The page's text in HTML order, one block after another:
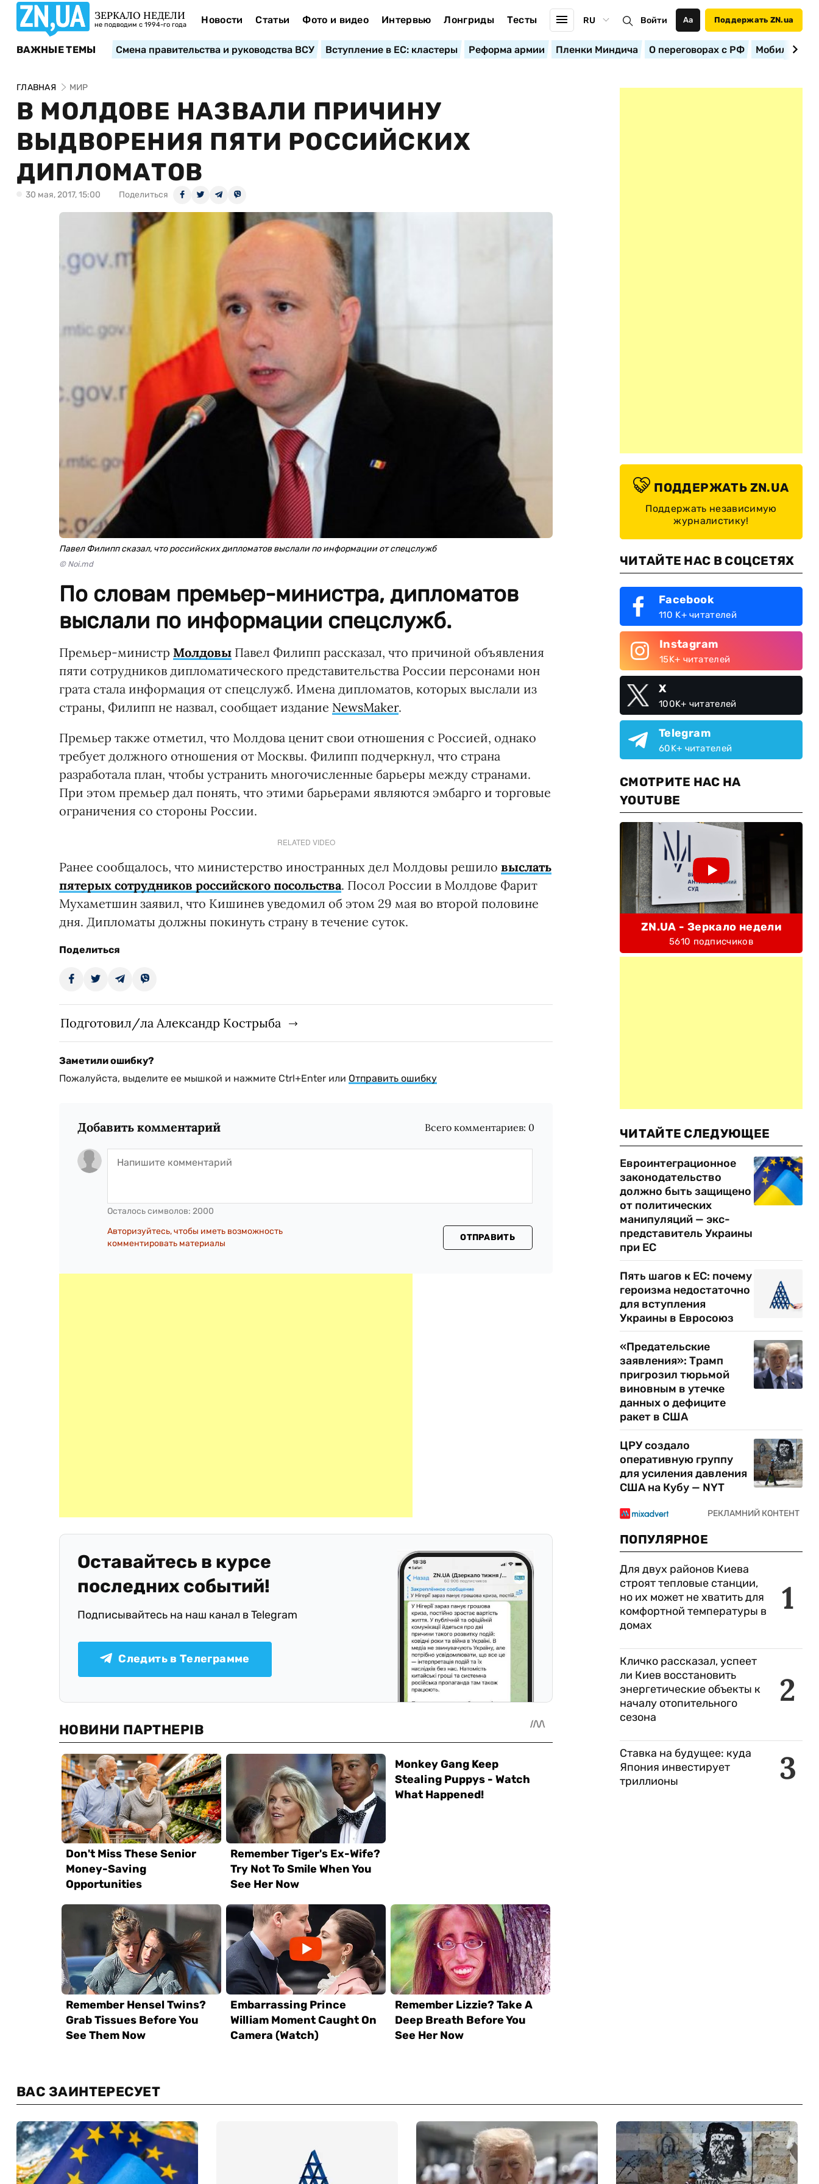
ЗЕРКАЛО НЕДЕЛИ
не подводим с 1994-го года Новости Статьи Фото и видео Интервью Лонгриды Тесты RU Войти Аа Поддержать ZN.ua
ВАЖНЫЕ ТЕМЫ Смена правительства и руководства ВСУ Вступление в ЕС: кластеры Реформа армии Пленки Миндича О переговорах с РФ
ГЛАВНАЯ МИР
В МОЛДОВЕ НАЗВАЛИ ПРИЧИНУ
ВЫДВОРЕНИЯ ПЯТИ РОССИЙСКИХ
ДИПЛОМАТОВ
30 мая, 2017, 15:00 Поделиться
Павел Филипп сказал, что российских дипломатов выслали по информации от спецслужб
© Noi.md
По словам премьер-министра, дипломатов
выслали по информации спецслужб.
Премьер-министр Молдовы Павел Филипп рассказал, что причиной объявления
пяти сотрудников дипломатического представительства России персонами нон
грата стала информация от спецслужб. Имена дипломатов, которых выслали из
страны, Филипп не назвал, сообщает издание NewsMaker.
Премьер также отметил, что Молдова ценит свои отношения с Россией, однако
требует должного отношения от Москвы. Филипп подчеркнул, что страна
разработала план, чтобы устранить многочисленные барьеры между странами.
При этом премьер дал понять, что этими барьерами являются эмбарго и торговые
ограничения со стороны России.
RELATED VIDEO
Ранее сообщалось, что министерство иностранных дел Молдовы решило выслать
пятерых сотрудников российского посольства. Посол России в Молдове Фарит
Мухаметшин заявил, что Кишинев уведомил об этом 29 мая во второй половине
дня. Дипломаты должны покинуть страну в течение суток.
Поделиться
Подготовил/ла Александр Кострыба
Заметили ошибку?
Пожалуйста, выделите ее мышкой и нажмите Ctrl+Enter или Отправить ошибку
Добавить комментарий Всего комментариев: 0
Осталось символов: 2000
Авторизуйтесь, чтобы иметь возможность
комментировать материалы
ОТПРАВИТЬ
Оставайтесь в курсе
последних событий!
Подписывайтесь на наш канал в Telegram
Следить в Телеграмме
ПОДДЕРЖАТЬ ZN.UA
Поддержать независимую
журналистику!
ЧИТАЙТЕ НАС В СОЦСЕТЯХ
Facebook
110 K+ читателей
Instagram
15K+ читателей
X
100K+ читателей
Telegram
60K+ читателей
СМОТРИТЕ НАС НА
YOUTUBE
ZN.UA - Зеркало недели
5610 подписчиков
ЧИТАЙТЕ СЛЕДУЮЩЕЕ
Евроинтеграционное
законодательство
должно быть защищено
от политических
манипуляций — экс-
представитель Украины
при ЕС
Пять шагов к ЕС: почему
героизма недостаточно
для вступления
Украины в Евросоюз
«Предательские
заявления»: Трамп
пригрозил тюрьмой
виновным в утечке
данных о дефиците
ракет в США
ЦРУ создало
оперативную группу
для усиления давления
США на Кубу — NYT
ПОПУЛЯРНОЕ
1
Для двух районов Киева
строят тепловые станции,
но их может не хватить для
комфортной температуры в
домах
2
Кличко рассказал, успеет
ли Киев восстановить
энергетические объекты к
началу отопительного
сезона
3
Ставка на будущее: куда
Япония инвестирует
триллионы
ВАС ЗАИНТЕРЕСУЕТ